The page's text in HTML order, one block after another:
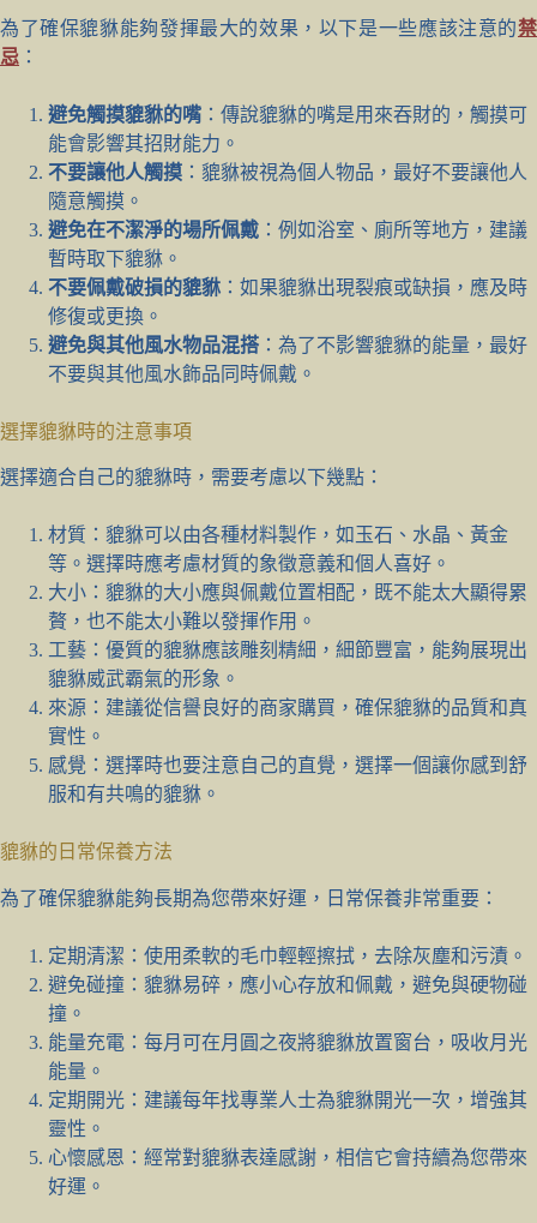
為了確保貔貅能夠發揮最大的效果，以下是一些應該注意的禁
忌 ：
避免觸摸貔貅的嘴 ：傳說貔貅的嘴是用來吞財的，觸摸可
能會影響其招財能力。
不要讓他人觸摸 ：貔貅被視為個人物品，最好不要讓他人
隨意觸摸。
避免在不潔淨的場所佩戴 ：例如浴室、廁所等地方，建議
暫時取下貔貅。
不要佩戴破損的貔貅 ：如果貔貅出現裂痕或缺損，應及時
修復或更換。
避免與其他風水物品混搭 ：為了不影響貔貅的能量，最好
不要與其他風水飾品同時佩戴。
選擇貔貅時的注意事項
選擇適合自己的貔貅時，需要考慮以下幾點：
材質：貔貅可以由各種材料製作，如玉石、水晶、黃金
等。選擇時應考慮材質的象徵意義和個人喜好。
大小：貔貅的大小應與佩戴位置相配，既不能太大顯得累
贅，也不能太小難以發揮作用。
工藝：優質的貔貅應該雕刻精細，細節豐富，能夠展現出
貔貅威武霸氣的形象。
來源：建議從信譽良好的商家購買，確保貔貅的品質和真
實性。
感覺：選擇時也要注意自己的直覺，選擇一個讓你感到舒
服和有共鳴的貔貅。
貔貅的日常保養方法
為了確保貔貅能夠長期為您帶來好運，日常保養非常重要：
定期清潔：使用柔軟的毛巾輕輕擦拭，去除灰塵和污漬。
避免碰撞：貔貅易碎，應小心存放和佩戴，避免與硬物碰
撞。
能量充電：每月可在月圓之夜將貔貅放置窗台，吸收月光
能量。
定期開光：建議每年找專業人士為貔貅開光一次，增強其
靈性。
心懷感恩：經常對貔貅表達感謝，相信它會持續為您帶來
好運。